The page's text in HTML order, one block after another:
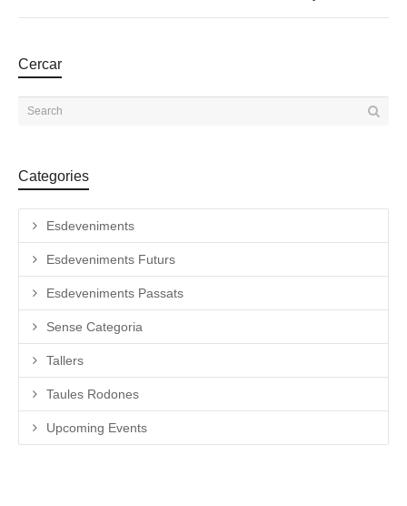
Cercar
Categories
Esdeveniments
Esdeveniments Futurs
Esdeveniments Passats
Sense Categoria
Tallers
Taules Rodones
Upcoming Events